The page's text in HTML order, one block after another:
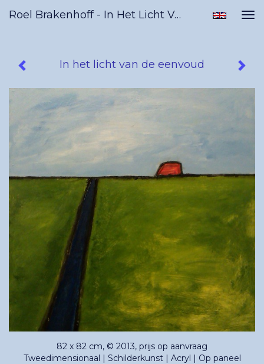
Roel Brakenhoff - In Het Licht Van De Eenvoud
In het licht van de eenvoud
82 x 82 cm, © 2013, prijs op aanvraag
Tweedimensionaal | Schilderkunst | Acryl | Op paneel